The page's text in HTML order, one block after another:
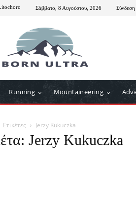
Σάββατο, 8 Αυγούστου, 2026
Running Mountaineering
Ετικέτες Jerzy Kukuczka
Jerzy Kukuczka